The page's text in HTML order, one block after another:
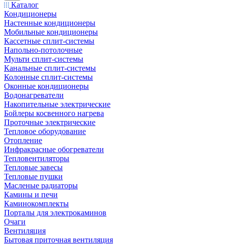
Каталог
Кондиционеры
Настенные кондиционеры
Мобильные кондиционеры
Кассетные сплит-системы
Напольно-потолочные
Мульти сплит-системы
Канальные сплит-системы
Колонные сплит-системы
Оконные кондиционеры
Водонагреватели
Накопительные электрические
Бойлеры косвенного нагрева
Проточные электрические
Тепловое оборудование
Отопление
Инфракрасные обогреватели
Тепловентиляторы
Тепловые завесы
Тепловые пушки
Масленые радиаторы
Камины и печи
Каминокомплекты
Порталы для электрокаминов
Очаги
Вентиляция
Бытовая приточная вентиляция